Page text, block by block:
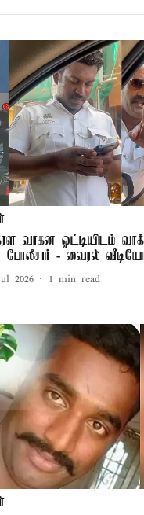
வாகன ஓட்டியிடம்
போலீசார் - வைரல்
2026 1 min read